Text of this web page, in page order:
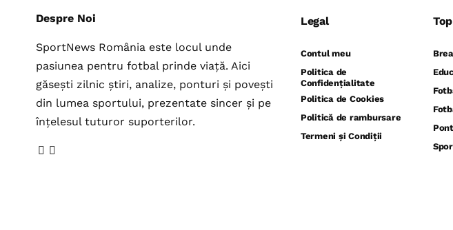
Despre Noi
SportNews România este locul unde
pasiunea pentru fotbal prinde viață. Aici
găsești zilnic știri, analize, ponturi și povești
din lumea sportului, prezentate sincer și pe
înțelesul tuturor suporterilor.
Legal
Contul meu
Politica de
Confidențialitate
Politica de Cookies
Politică de rambursare
Termeni și Condiții